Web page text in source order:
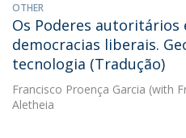
OTHER
Os Poderes autoritários
democracias liberais.
tecnologia (Tradução)
Francisco Proença Garcia (with
Aletheia